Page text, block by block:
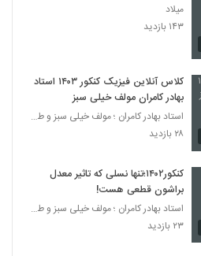
میلاد
۱۴۳ بازدید
کلاس آنلاین فیزیک کنکور ۱۴۰۳ استاد
بهادر کامران مولف خیلی سبز
استاد بهادر کامران ؛ مولف خیلی سبز و طراح قلم چی
۲۸ بازدید
کنکور۱۴۰۲؛تنها نسلی که تاثیر معدل
براشون قطعی هست!
استاد بهادر کامران ؛ مولف خیلی سبز و طراح قلم چی
۲۳ بازدید